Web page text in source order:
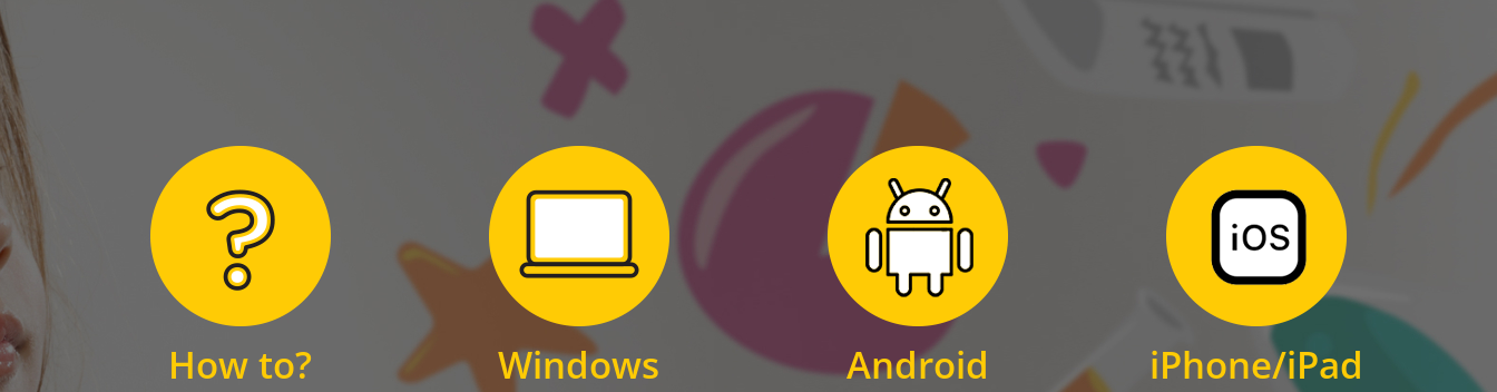
How to?
Hier finden Sie
Windows
Zum Download
für Windows
Android
Zum Download
für Android
iPhone/iPad
Zum Download
für iPhone und iPad